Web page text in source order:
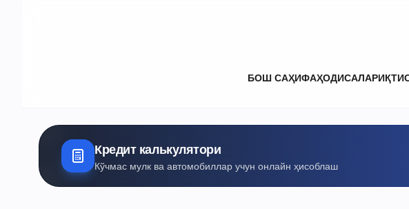
БОШ САҲИФАҲОДИСАЛАР
Кредит калькулятори
Кўчмас мулк ва автомобиллар учун онлайн ҳисоблаш